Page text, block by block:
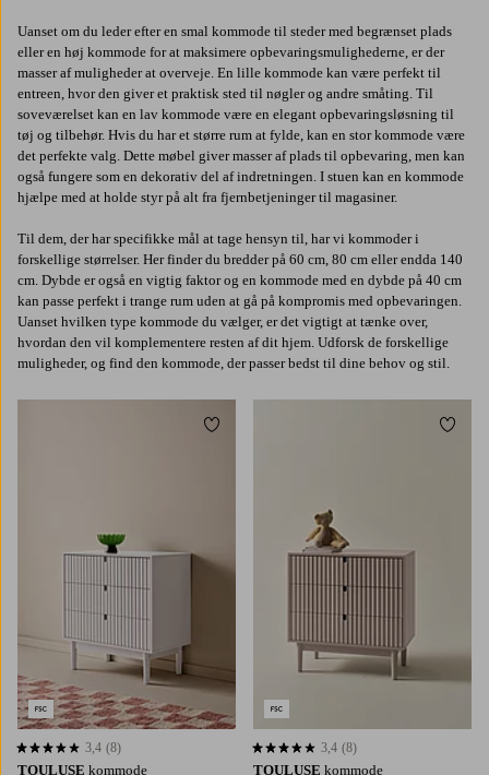
Uanset om du leder efter en smal kommode til steder med begrænset plads
eller en høj kommode for at maksimere opbevaringsmulighederne, er der
masser af muligheder at overveje. En lille kommode kan være perfekt til
entreen, hvor den giver et praktisk sted til nøgler og andre småting. Til
soveværelset kan en lav kommode være en elegant opbevaringsløsning til
tøj og tilbehør. Hvis du har et større rum at fylde, kan en stor kommode være
det perfekte valg. Dette møbel giver masser af plads til opbevaring, men kan
også fungere som en dekorativ del af indretningen. I stuen kan en kommode
hjælpe med at holde styr på alt fra fjernbetjeninger til magasiner.
Til dem, der har specifikke mål at tage hensyn til, har vi kommoder i
forskellige størrelser. Her finder du bredder på 60 cm, 80 cm eller endda 140
cm. Dybde er også en vigtig faktor og en kommode med en dybde på 40 cm
kan passe perfekt i trange rum uden at gå på kompromis med opbevaringen.
Uanset hvilken type kommode du vælger, er det vigtigt at tænke over,
hvordan den vil komplementere resten af dit hjem. Udforsk de forskellige
muligheder, og find den kommode, der passer bedst til dine behov og stil.
TOULUSE kommode
3,4 baseret på 8 bedømmelser
3,4 (8)
Tilføj til favoritter
TOULUSE kommode
3,4 baseret på 8 bedømmelser
3,4 (8)
Tilføj